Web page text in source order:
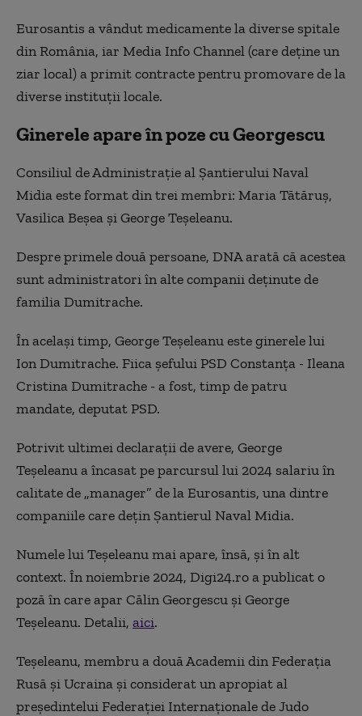
Eurosantis a vândut medicamente la diverse spitale
din România, iar Media Info Channel (care deține un
ziar local) a primit contracte pentru promovare de la
diverse instituții locale.
Ginerele apare în poze cu Georgescu
Consiliul de Administrație al Șantierului Naval
Midia este format din trei membri: Maria Tătăruș,
Vasilica Beșea și George Teșeleanu.
Despre primele două persoane, DNA arată că acestea
sunt administratori în alte companii deținute de
familia Dumitrache.
În același timp, George Teșeleanu este ginerele lui
Ion Dumitrache. Fiica șefului PSD Constanța - Ileana
Cristina Dumitrache - a fost, timp de patru
mandate, deputat PSD.
Potrivit ultimei declarații de avere, George
Teșeleanu a încasat pe parcursul lui 2024 salariu în
calitate de „manager” de la Eurosantis, una dintre
companiile care dețin Șantierul Naval Midia.
Numele lui Teșeleanu mai apare, însă, și în alt
context. În noiembrie 2024, Digi24.ro a publicat o
poză în care apar Călin Georgescu și George
Teșeleanu. Detalii, aici.
Teșeleanu, membru a două Academii din Federația
Rusă și Ucraina și considerat un apropiat al
președintelui Federației Internaționale de Judo